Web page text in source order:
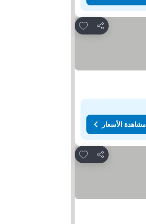
مشاركة
Add to favorites
مشاهدة الأسعار
مشاركة
Add to favorites